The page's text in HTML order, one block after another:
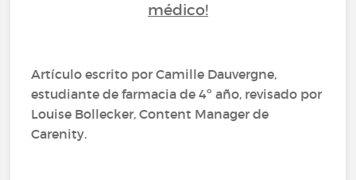
médico!
Artículo escrito por Camille Dauvergne,
estudiante de farmacia de 4º año, revisado por
Louise Bollecker, Content Manager de
Carenity.